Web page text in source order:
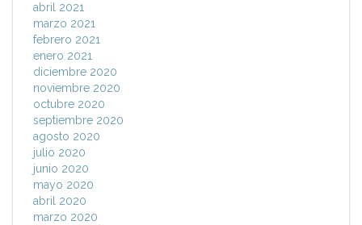
abril 2021
marzo 2021
febrero 2021
enero 2021
diciembre 2020
noviembre 2020
octubre 2020
septiembre 2020
agosto 2020
julio 2020
junio 2020
mayo 2020
abril 2020
marzo 2020